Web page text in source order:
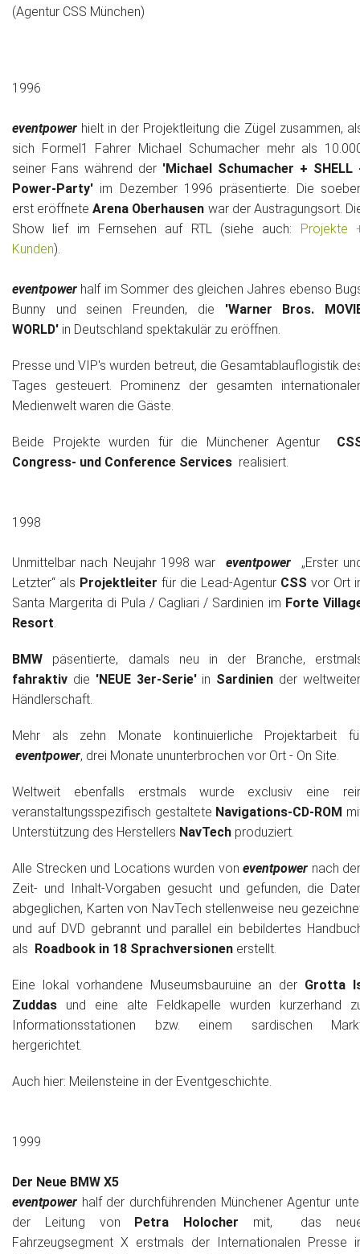
(Agentur CSS München)
1996
eventpower hielt in der Projektleitung die Zügel zusammen,
sich Formel1 Fahrer Michael Schumacher mehr als
seiner Fans während der 'Michael Schumacher + SHELL
Power-Party' im Dezember 1996 präsentierte. Die
erst eröffneteArena Oberhausen war der Austragungsort.
Show lief im Fernsehen auf RTL (siehe auch: Projekte
Kunden).
eventpower half im Sommer des gleichen Jahres ebenso
Bunny und seinen Freunden, die 'Warner Bros.
WORLD' in Deutschland spektakulär zu eröffnen.
Presse und VIP's wurden betreut, die Gesamtablauflogistik
Tages gesteuert. Prominenz der gesamten
Medienwelt waren die Gäste.
Beide Projekte wurden für die Münchener Agentur
Congress- und Conference Services realisiert.
1998
Unmittelbar nach Neujahr 1998 war eventpower „Erster
Letzter“ als Projektleiter für die Lead-Agentur CSS vor Ort
Santa Margerita di Pula / Cagliari / Sardinien im Forte
Resort.
BMW päsentierte, damals neu in der Branche,
fahraktiv die 'NEUE 3er-Serie'in Sardinien der
Händlerschaft.
Mehr als zehn Monate kontinuierliche Projektarbeit
eventpower, drei Monate ununterbrochen vor Ort - On Site.
Weltweit ebenfalls erstmals wurde exclusiv eine
veranstaltungsspezifisch gestaltete Navigations-CD-ROM
Unterstützung des Herstellers NavTech produziert.
Alle Strecken und Locations wurden von eventpower nach
Zeit- und Inhalt-Vorgaben gesucht und gefunden, die
abgeglichen, Karten von NavTech stellenweise neu
und auf DVD gebrannt und parallel ein bebildertes
als Roadbook in 18 Sprachversionen erstellt.
Eine lokal vorhandene Museumsbauruine an der Grotta
Zuddas und eine alte Feldkapelle wurden kurzerhand
Informationsstationen bzw. einem sardischen
hergerichtet.
Auch hier: Meilensteine in der Eventgeschichte.
1999
Der Neue BMW X5
eventpower half der durchführenden Münchener Agentur
der Leitung von Petra Holocher mit, das
Fahrzeugsegment X erstmals der Internationalen Presse